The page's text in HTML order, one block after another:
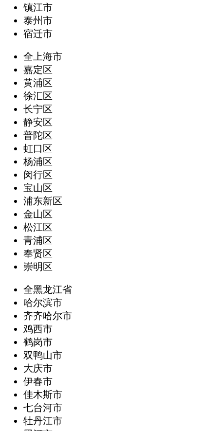
镇江市
泰州市
宿迁市
全上海市
嘉定区
黄浦区
徐汇区
长宁区
静安区
普陀区
虹口区
杨浦区
闵行区
宝山区
浦东新区
金山区
松江区
青浦区
奉贤区
崇明区
全黑龙江省
哈尔滨市
齐齐哈尔市
鸡西市
鹤岗市
双鸭山市
大庆市
伊春市
佳木斯市
七台河市
牡丹江市